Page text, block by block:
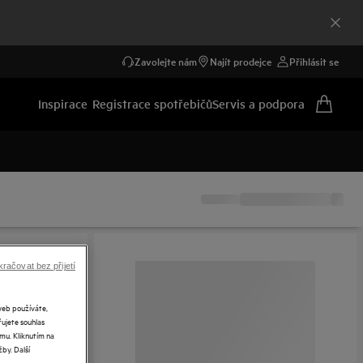
Zavolejte nám Najít prodejce Přihlásit se
Inspirace Registrace spotřebičůServis a podpora
používáte,
souhlas
Kliknutím na
Další
bez přijetí